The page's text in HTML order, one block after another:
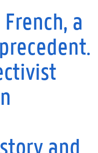
a
and